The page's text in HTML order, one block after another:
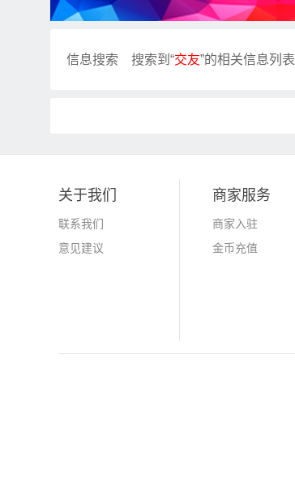
信息搜索 搜索到“交友”的相关信息列表
关于我们
联系我们
意见建议
商家服务
商家入驻
金币充值